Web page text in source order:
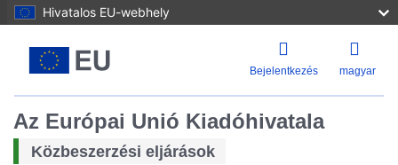
Hivatalos EU-webhely
Bejelentkezés magyar
Az Európai Unió Kiadóhivatala
Közbeszerzési eljárások